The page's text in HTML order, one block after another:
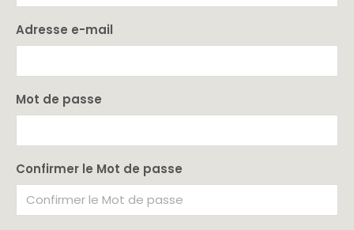
Adresse e-mail
Mot de passe
Confirmer le Mot de passe